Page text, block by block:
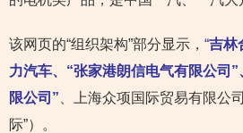
该网页的“组织架构”部分显示， “吉林
力汽车、“张家港朗信电气有限公司
限公司” 、上海众项国际贸易有限公
际”）。